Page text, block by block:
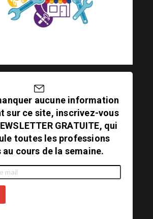
aucune information
sur ce site, inscrivez-vous
GRATUITE, qui
toutes les professions
au cours de la semaine.